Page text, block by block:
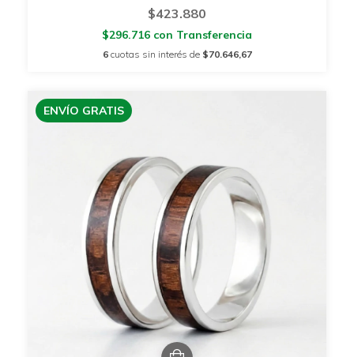
$423.880
$296.716 con Transferencia
6 cuotas sin interés de $70.646,67
ENVÍO GRATIS